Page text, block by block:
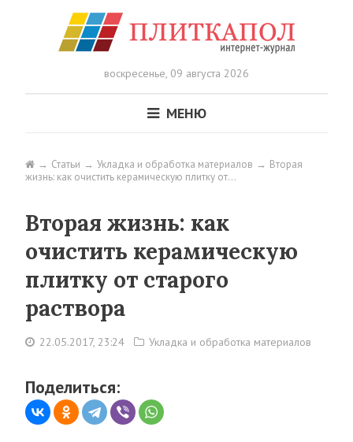
воскресенье, 09 августа 2026
МЕНЮ
Статьи Укладка и обработка материалов
Вторая
жизнь: как очистить керамическую плитку от…
Вторая жизнь: как
очистить керамическую
плитку от старого
раствора
22.05.2017, 23:24 Укладка и обработка материалов
Поделиться: